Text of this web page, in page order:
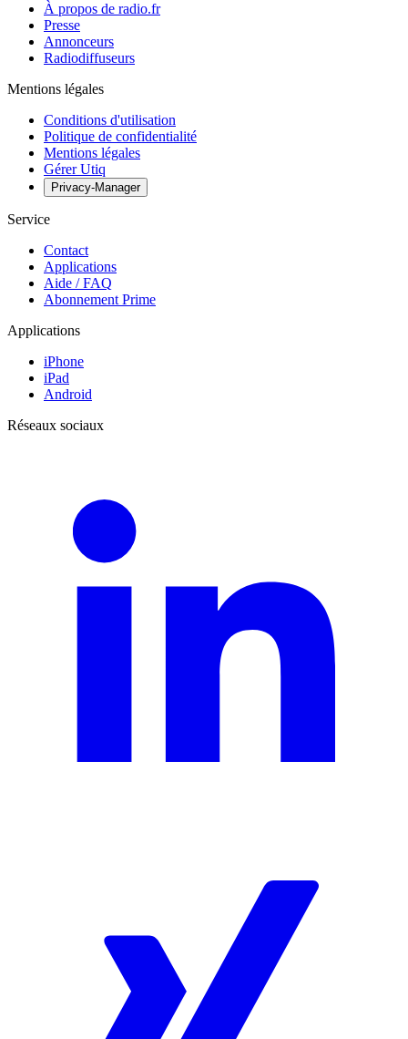
À propos de radio.fr
Presse
Annonceurs
Radiodiffuseurs
Mentions légales
Conditions d'utilisation
Politique de confidentialité
Mentions légales
Gérer Utiq
Privacy-Manager
Service
Contact
Applications
Aide / FAQ
Abonnement Prime
Applications
iPhone
iPad
Android
Réseaux sociaux